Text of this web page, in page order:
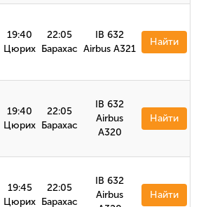
19:40
Цюрих
22:05
Барахас
IB 632
Airbus А321
Найти
19:40
Цюрих
22:05
Барахас
IB 632
Airbus
А320
Найти
19:45
Цюрих
22:05
Барахас
IB 632
Airbus
Найти